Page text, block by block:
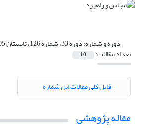
دوره و شماره:دوره 33، شماره 126، تابستان 1405
تعداد مقالات: 10
فایل کلی مقالات این شماره
مقاله پژوهشی